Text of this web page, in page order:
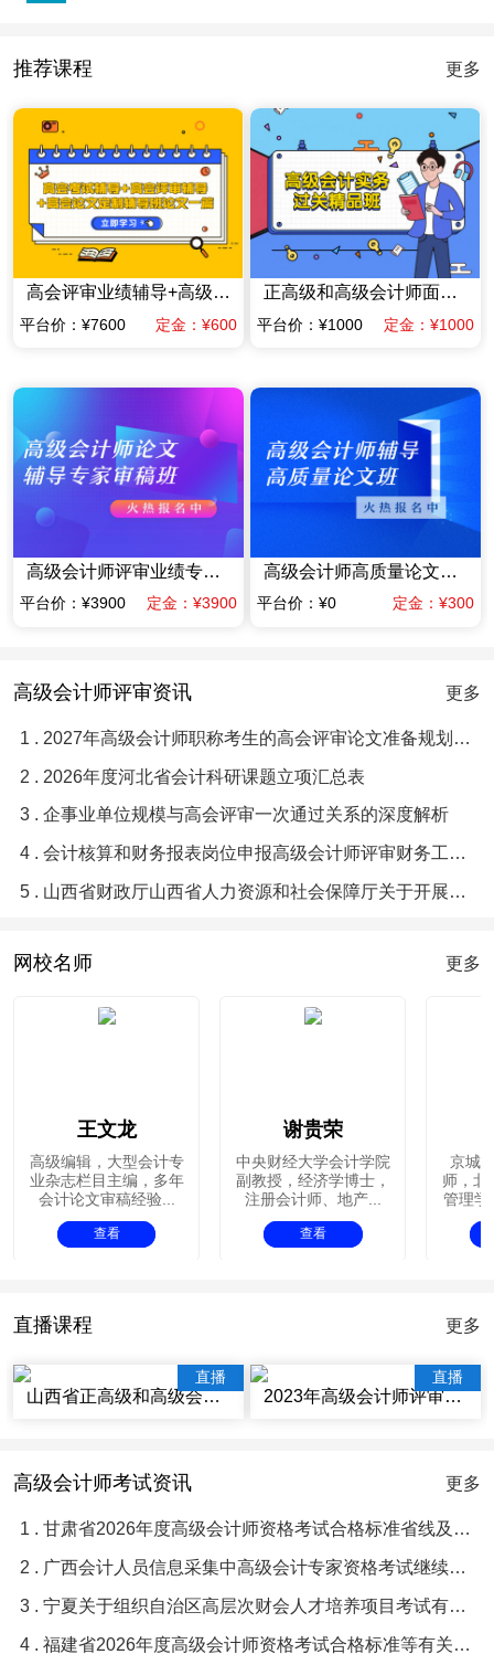
推荐课程 更多
高会评审业绩辅导+高级会计师高质量论文辅导班一篇（赠送当年高会考试辅导课程）
平台价：¥7600 定金：¥600
正高级和高级会计师面试答辩专项专家辅导班
平台价：¥1000 定金：¥1000
高级会计师评审业绩专家指导班业绩材料提前规划班（含答辩）（限时优惠价格）
平台价：¥3900 定金：¥3900
高级会计师高质量论文辅导班（赠送当年考试辅导课程）
平台价：¥0 定金：¥300
高级会计师评审资讯 更多
1 . 2027年高级会计师职称考生的高会评审论文准备规划指南
2 . 2026年度河北省会计科研课题立项汇总表
3 . 企事业单位规模与高会评审一次通过关系的深度解析
4 . 会计核算和财务报表岗位申报高级会计师评审财务工作业绩梳理提炼优化润色辅导
5 . 山西省财政厅山西省人力资源和社会保障厅关于开展2026年度全省会计系列高级职称评审工作通知
网校名师 更多
王文龙
高级编辑，大型会计专
业杂志栏目主编，多年
会计论文审稿经验...
查看
谢贵荣
中央财经大学会计学院
副教授，经济学博士，
注册会计师、地产...
查看
京城
师，北
管理学
直播课程 更多
直播
山西省正高级和高级会计师评审辅导视频讲座
直播
2023年高级会计师评审辅导视频课程
高级会计师考试资讯 更多
1 . 甘肃省2026年度高级会计师资格考试合格标准省线及及格人员名单等有关问题的通知
2 . 广西会计人员信息采集中高级会计专家资格考试继续教育常见问题与解答
3 . 宁夏关于组织自治区高层次财会人才培养项目考试有关事项的通知
4 . 福建省2026年度高级会计师资格考试合格标准等有关问题的通知